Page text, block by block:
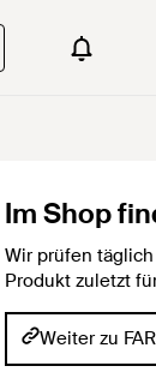
Im Shop
Wir prüfen
Produkt zuletzt
Weiter zu